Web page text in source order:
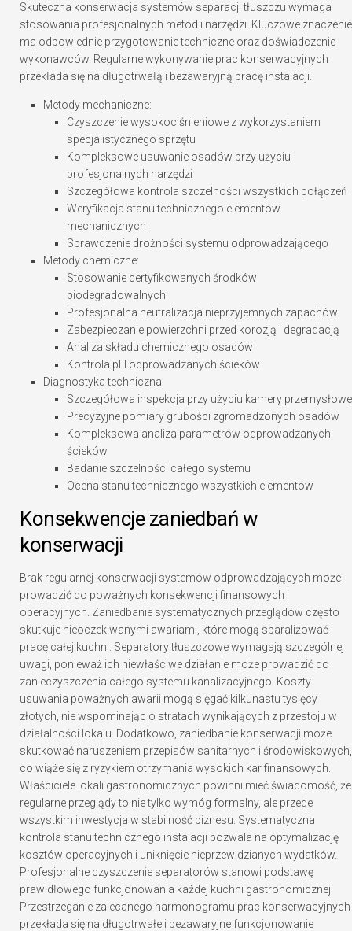
Skuteczna konserwacja systemów separacji tłuszczu wymaga
stosowania profesjonalnych metod i narzędzi. Kluczowe znaczenie
ma odpowiednie przygotowanie techniczne oraz doświadczenie
wykonawców. Regularne wykonywanie prac konserwacyjnych
przekłada się na długotrwałą i bezawaryjną pracę instalacji.
Metody mechaniczne:
Czyszczenie wysokociśnieniowe z wykorzystaniem
specjalistycznego sprzętu
Kompleksowe usuwanie osadów przy użyciu
profesjonalnych narzędzi
Szczegółowa kontrola szczelności wszystkich połączeń
Weryfikacja stanu technicznego elementów
mechanicznych
Sprawdzenie drożności systemu odprowadzającego
Metody chemiczne:
Stosowanie certyfikowanych środków
biodegradowalnych
Profesjonalna neutralizacja nieprzyjemnych zapachów
Zabezpieczanie powierzchni przed korozją i degradacją
Analiza składu chemicznego osadów
Kontrola pH odprowadzanych ścieków
Diagnostyka techniczna:
Szczegółowa inspekcja przy użyciu kamery
Precyzyjne pomiary grubości zgromadzonych osadów
Kompleksowa analiza parametrów odprowadzanych
ścieków
Badanie szczelności całego systemu
Ocena stanu technicznego wszystkich elementów
Konsekwencje zaniedbań w
konserwacji
Brak regularnej konserwacji systemów odprowadzających może
prowadzić do poważnych konsekwencji finansowych i
operacyjnych. Zaniedbanie systematycznych przeglądów często
skutkuje nieoczekiwanymi awariami, które mogą sparaliżować
pracę całej kuchni. Separatory tłuszczowe wymagają szczególnej
uwagi, ponieważ ich niewłaściwe działanie może prowadzić do
zanieczyszczenia całego systemu kanalizacyjnego. Koszty
usuwania poważnych awarii mogą sięgać kilkunastu tysięcy
złotych, nie wspominając o stratach wynikających z przestoju w
działalności lokalu. Dodatkowo, zaniedbanie konserwacji może
skutkować naruszeniem przepisów sanitarnych i środowiskowych,
co wiąże się z ryzykiem otrzymania wysokich kar finansowych.
Właściciele lokali gastronomicznych powinni mieć świadomość, że
regularne przeglądy to nie tylko wymóg formalny, ale przede
wszystkim inwestycja w stabilność biznesu. Systematyczna
kontrola stanu technicznego instalacji pozwala na optymalizację
kosztów operacyjnych i uniknięcie nieprzewidzianych wydatków.
Profesjonalne czyszczenie separatorów stanowi podstawę
prawidłowego funkcjonowania każdej kuchni gastronomicznej.
Przestrzeganie zalecanego harmonogramu prac konserwacyjnych
przekłada się na długotrwałe i bezawaryjne funkcjonowanie